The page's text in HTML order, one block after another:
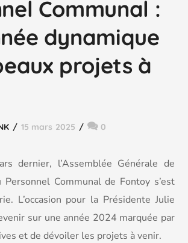
Communal :
dynamique
projets à
15 mars 2025 0
dernier, l’Assemblée Générale de
Personnel Communal de Fontoy s’est
L’occasion pour la Présidente Julie
sur une année 2024 marquée par
et de dévoiler les projets à venir.